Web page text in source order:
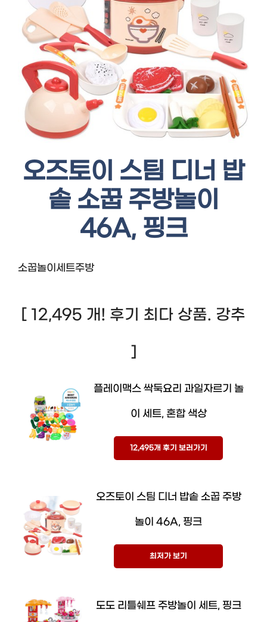
오즈토이 스팀 디너 밥
솥 소꿉 주방놀이
46A, 핑크
소꿉놀이세트주방
[ 12,495 개! 후기 최다 상품. 강추
]
플레이맥스 싹둑요리 과일자르기 놀
이 세트, 혼합 색상
12,495개 후기 보러가기
오즈토이 스팀 디너 밥솥 소꿉 주방
놀이 46A, 핑크
최저가 보기
도도 리틀쉐프 주방놀이 세트, 핑크